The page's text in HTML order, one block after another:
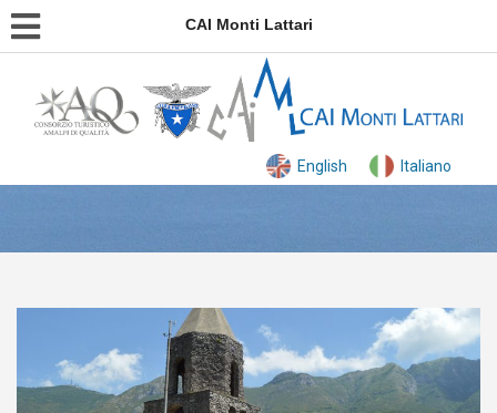
CAI Monti Lattari
English Italiano